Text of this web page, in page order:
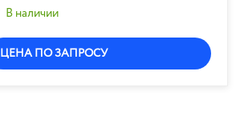
В наличии
ЦЕНА ПО ЗАПРОСУ